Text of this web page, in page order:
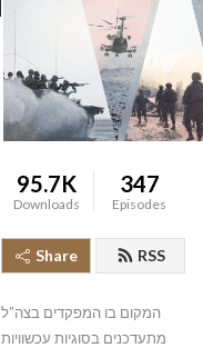
95.7K
Downloads
347
Episodes
Share RSS
המקום בו המפקדים בצה”ל
מתעדכנים בסוגיות עכשוויות